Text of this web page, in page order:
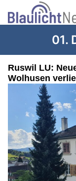
01.
Ruswil LU:
Wolhusen